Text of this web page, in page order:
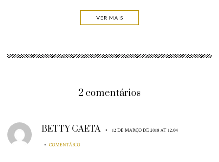
VER MAIS
2 comentários
BETTY GAETA • 12 DE MARÇO DE 2018 AT 12:04
• COMENTÁRIO